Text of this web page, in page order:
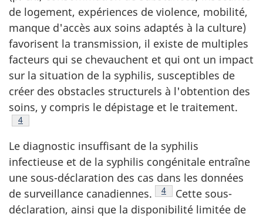
de logement, expériences de violence, mobilité,
manque d'accès aux soins adaptés à la culture)
favorisent la transmission, il existe de multiples
facteurs qui se chevauchent et qui ont un impact
sur la situation de la syphilis, susceptibles de
créer des obstacles structurels à l'obtention des
soins, y compris le dépistage et le traitement.
Note de bas de page
4
Le diagnostic insuffisant de la syphilis
infectieuse et de la syphilis congénitale entraîne
une sous-déclaration des cas dans les données
de surveillance canadiennes.
Note de bas de page
4
Cette sous-
déclaration, ainsi que la disponibilité limitée de